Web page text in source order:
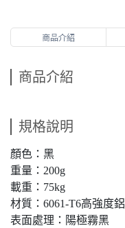
商品介紹
商品介紹
規格說明
顏色：黑
重量：200g
載重：75kg
材質：6061-T6高強度
表面處理：陽極霧黑